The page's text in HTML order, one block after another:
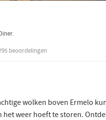
beoordelingen
wolken boven Ermelo
het weer hoeft te storen.